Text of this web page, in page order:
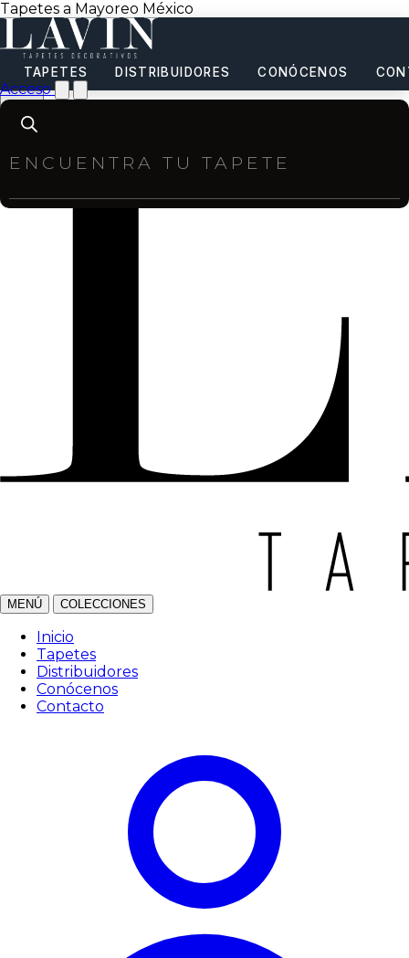
Tapetes a Mayoreo México
TAPETES DISTRIBUIDORES CONÓCENOS
Acceso
Products
search
MENÚ COLECCIONES
Inicio
Tapetes
Distribuidores
Conócenos
Contacto